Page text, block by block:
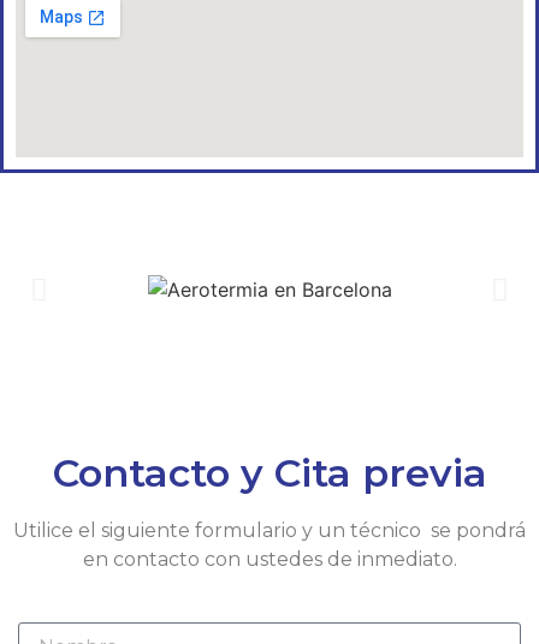
Contacto y Cita previa
Utilice el siguiente formulario y un técnico se pondrá
en contacto con ustedes de inmediato.